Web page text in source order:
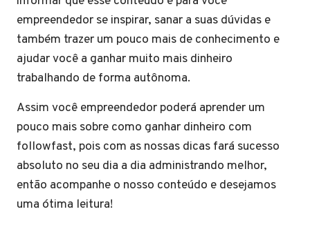
empreendedor se inspirar, sanar a suas dúvidas e
também trazer um pouco mais de conhecimento e
ajudar você a ganhar muito mais dinheiro
trabalhando de forma autônoma.
Assim você empreendedor poderá aprender um
pouco mais sobre como ganhar dinheiro com
followfast, pois com as nossas dicas fará sucesso
absoluto no seu dia a dia administrando melhor,
então acompanhe o nosso conteúdo e desejamos
uma ótima leitura!